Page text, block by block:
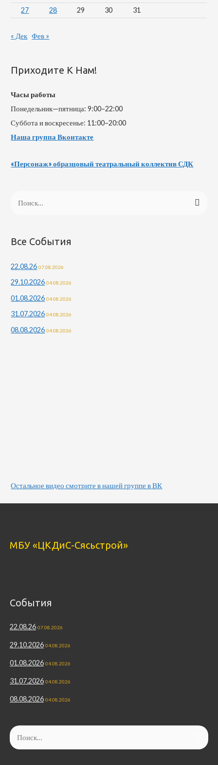
27
28 29 30 31
« Дек Фев »
Приходите К Нам!
Часы работы
Понедельник—пятница: 9:00–22:00
Суббота и воскресенье: 11:00–20:00
Наша группа Вконтакте
«Персонаж» образцовый театральный коллектив СДК
т
:
Все События
22.08.26 07.08.2026
29.10.2026 04.08.2026
01.08.2026 04.08.2026
31.07.2026 04.08.2026
08.08.2026 04.08.2026
Остальное видео смотрите в нашей группе в ВК
МБУ «ЦКДиС-Сясьстрой»
События
22.08.26 07.08.2026
29.10.2026 04.08.2026
01.08.2026 04.08.2026
31.07.2026 04.08.2026
08.08.2026 04.08.2026
Найти: